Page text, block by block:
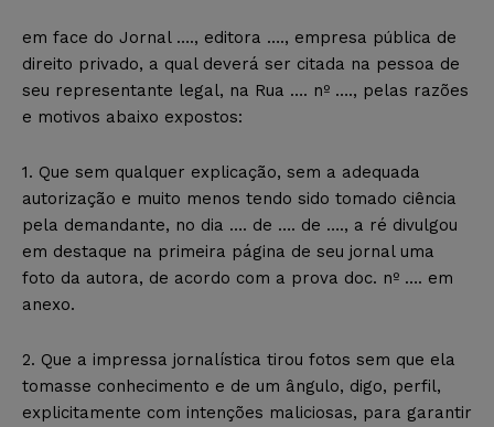
em face do Jornal …., editora …., empresa pública de
direito privado, a qual deverá ser citada na pessoa de
seu representante legal, na Rua …. nº …., pelas razões
e motivos abaixo expostos:
1. Que sem qualquer explicação, sem a adequada
autorização e muito menos tendo sido tomado ciência
pela demandante, no dia …. de …. de …., a ré divulgou
em destaque na primeira página de seu jornal uma
foto da autora, de acordo com a prova doc. nº …. em
anexo.
2. Que a impressa jornalística tirou fotos sem que ela
tomasse conhecimento e de um ângulo, digo, perfil,
explicitamente com intenções maliciosas, para garantir